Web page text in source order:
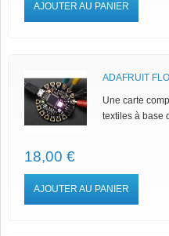
AJOUTER AU PANIER
ADAFRUIT
Une carte
textiles à base
18,00 €
AJOUTER AU PANIER